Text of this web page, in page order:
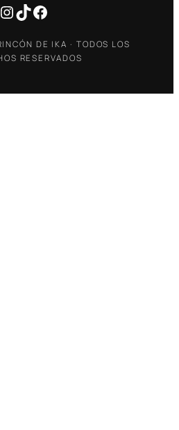
Instagram
TikTokFacebook
DE IKA · TODOS LOS
RESERVADOS